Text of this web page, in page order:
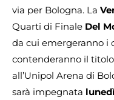
via per Bologna. La
Quarti di Finale Del
da cui emergeranno i
contenderanno il
all’Unipol Arena di
sarà impegnata